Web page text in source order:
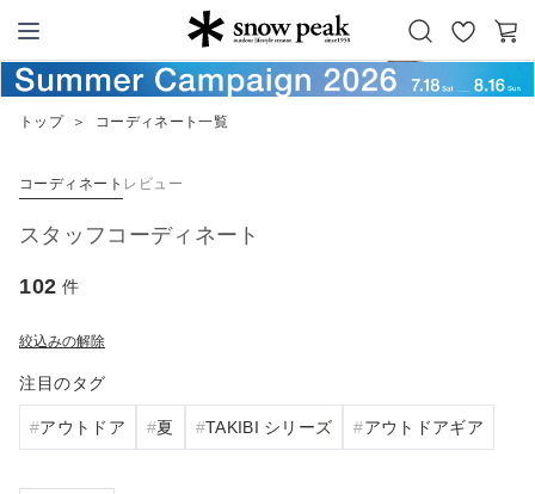
Snow Peak
お
気
カ
ー
トップ ＞ コーディネート一覧
コーディネート レビュー
スタッフコーディネート
102 件
絞込みの解除
注目のタグ
アウトドア 夏 TAKIBI シリーズ アウトドアギア